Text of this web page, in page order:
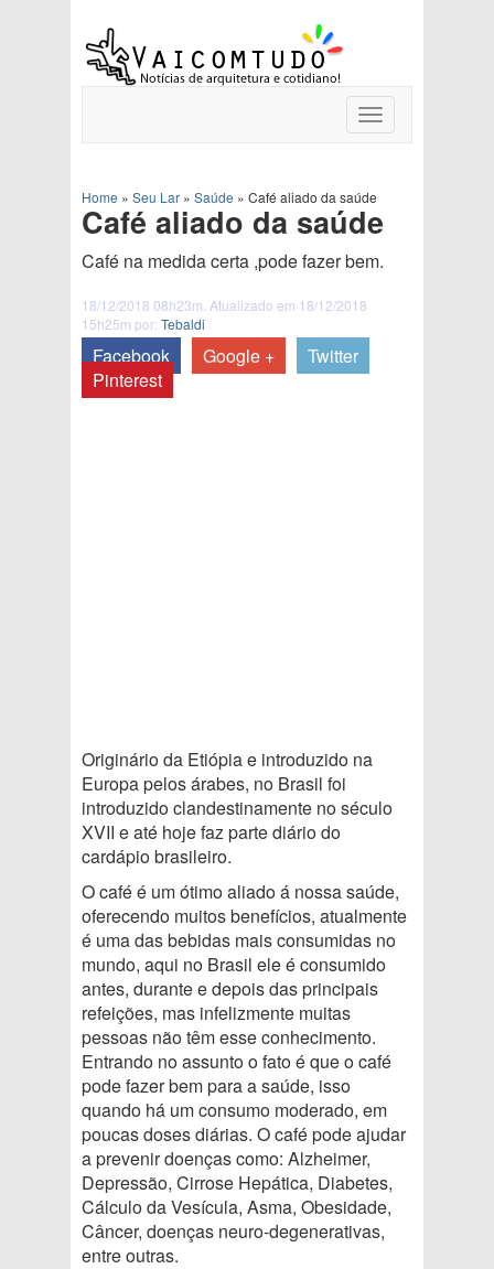
Toggle
navigation
Home » Seu Lar » Saúde » Café aliado da saúde
Café aliado da saúde
Café na medida certa ,pode fazer bem.
18/12/2018 08h23m. Atualizado em 18/12/2018
15h25m por: Tebaldi
Facebook Google +
Twitter
Pinterest
Originário da Etiópia e introduzido na
Europa pelos árabes, no Brasil foi
introduzido clandestinamente no século
XVII e até hoje faz parte diário do
cardápio brasileiro.
O café é um ótimo aliado á nossa saúde,
oferecendo muitos benefícios, atualmente
é uma das bebidas mais consumidas no
mundo, aqui no Brasil ele é consumido
antes, durante e depois das principais
refeições, mas infelizmente muitas
pessoas não têm esse conhecimento.
Entrando no assunto o fato é que o café
pode fazer bem para a saúde, isso
quando há um consumo moderado, em
poucas doses diárias. O café pode ajudar
a prevenir doenças como: Alzheimer,
Depressão, Cirrose Hepática, Diabetes,
Cálculo da Vesícula, Asma, Obesidade,
Câncer, doenças neuro-degenerativas,
entre outras.